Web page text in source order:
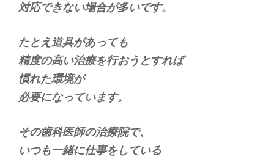
対応できない場合が多いです。
たとえ道具があっても
精度の高い治療を行おうとすれば
慣れた環境が
必要になっています。
その歯科医師の治療院で、
いつも一緒に仕事をしている